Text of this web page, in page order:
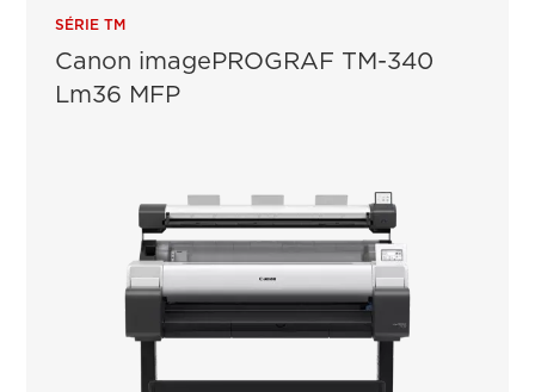
SÉRIE TM
Canon imagePROGRAF TM-340
Lm36 MFP